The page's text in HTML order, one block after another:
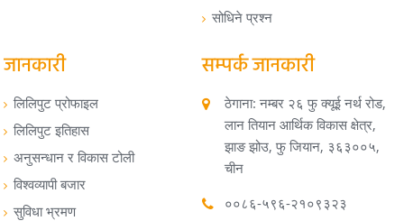
सोधिने प्रश्न
जानकारी
लिलिपुट प्रोफाइल
लिलिपुट इतिहास
अनुसन्धान र विकास टोली
विश्वव्यापी बजार
सुविधा भ्रमण
सम्पर्क जानकारी
ठेगाना: नम्बर २६ फु क्यूई नर्थ रोड,
लान तियान आर्थिक विकास क्षेत्र,
झाङ झोउ, फु जियान, ३६३००५,
चीन
००८६-५९६-२१०९३२३